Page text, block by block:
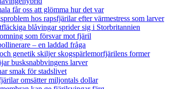
får oss att glömma hur det var
hos rapsfjärilar efter värmestress som larver
blåvingar sprider sig i Storbritannien
som försvar mot fjäril
– en laddad fråga
genetik skiljer skogspärlemorfjärilens former
busksnabbvingens larver
smak för stadslivet
omsätter miljontals dollar